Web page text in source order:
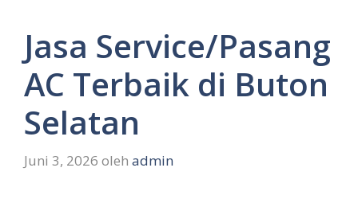
Jasa Service/Pasang
AC Terbaik di Buton
Selatan
Juni 3, 2026 oleh admin